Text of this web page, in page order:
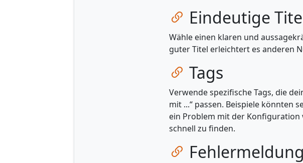
Zum Kapitel
Eindeutige
Wähle einen klaren und
guter Titel erleichtert es anderen
Zum Kapitel
Tags
Verwende spezifische Tags, die
mit ...“ passen. Beispiele könnten
ein Problem mit der Konfiguration
schnell zu finden.
Zum Kapitel